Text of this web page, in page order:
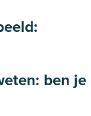
ben je